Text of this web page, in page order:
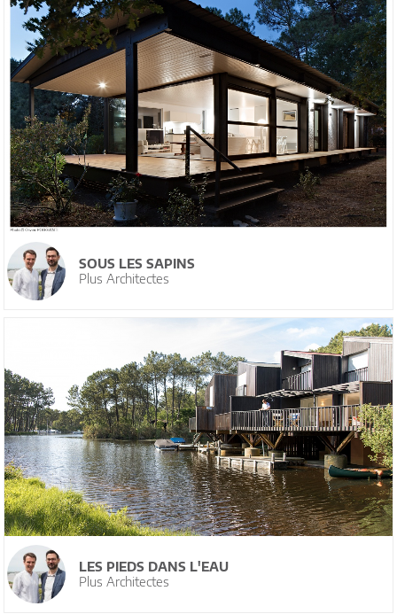
SOUS LES SAPINS
Plus Architectes
LES PIEDS DANS L'EAU
Plus Architectes